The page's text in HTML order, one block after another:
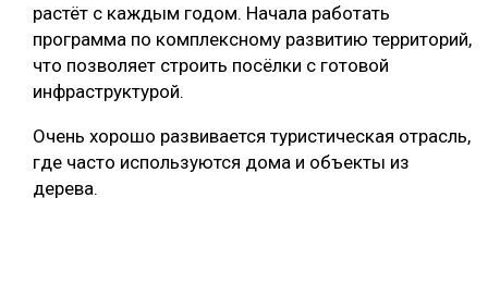
растёт с каждым годом. Начала работать
программа по комплексному развитию территорий,
что позволяет строить посёлки с готовой
инфраструктурой.
Очень хорошо развивается туристическая отрасль,
где часто используются дома и объекты из
дерева.